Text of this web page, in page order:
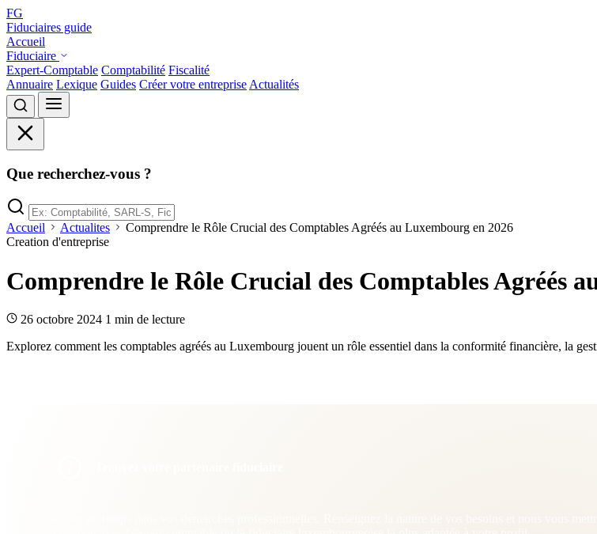
FG
Fiduciaires guide
Accueil
Fiduciaire
Expert-Comptable Comptabilité Fiscalité
Annuaire Lexique Guides Créer votre entreprise Actualités
Que recherchez-vous ?
Accueil Actualites
Comprendre le Rôle Crucial des Comptables Agréés au Luxembourg en 2026
Creation d'entreprise
Comprendre le Rôle Crucial des Comptables Agréés
26 octobre 2024 1 min de lecture
Explorez comment les comptables agréés au Luxembourg jouent un rôle essentiel dans la conformité financière, la